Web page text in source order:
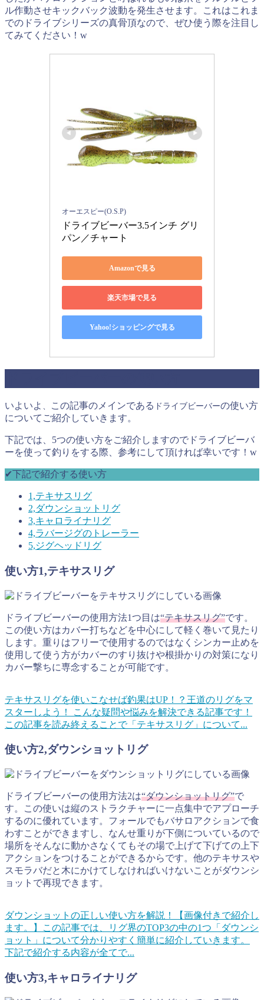
ル作動させキックバック波動を発生させます。これはこれま
でのドライブシリーズの真骨頂なので、ぜひ使う際を注目し
てみてください！w
オーエスピー(O.S.P)
ドライブビーバー3.5インチ グリ
パン／チャート
Amazonで見る
楽天市場で見る
Yahoo!ショッピングで見る
いよいよ 、 この記事のメインである ドライブビーバーの使い方
についてご紹介していきます。
下記では、5つの使い方をご紹介しますのでドライブビーバ
ーを使って釣りをする際、参考にして頂ければ幸いです！w
✔︎下記で紹介する使い方
1,テキサスリグ
2,ダウンショットリグ
3,キャロライナリグ
4,ラバージグのトレーラー
5,ジグヘッドリグ
使い方1,テキサスリグ
ドライブビーバーの使用方法1つ目は“テキサスリグ”です。
この使い方はカバー打ちなどを中心にして軽く巻いて見たり
します。重りはフリーで使用するのではなくシンカー止めを
使用して使う方がカバーのすり抜けや根掛かりの対策になり
カバー撃ちに専念することが可能です。
テキサスリグを使いこなせば釣果はUP！？王道のリグをマ
スターしよう！
こんな疑問や悩みを解決できる記事です！
この記事を読み終えることで「テキサスリグ」について...
使い方2,ダウンショットリグ
ドライブビーバーの使用方法2は“ダウンショットリグ”で
す。この使いは縦のストラクチャーに一点集中でアプローチ
するのに優れています。フォールでもバサロアクションで食
わすことができますし、なんせ重りが下側についているので
場所をそんなに動かさなくてもその場で上げて下げての上下
アクションをつけることができるからです。他のテキサスや
スモラバだと木にかけてしなければいけないことがダウンシ
ョットで再現できます。
ダウンショットの正しい使い方を解説！【画像付きで紹介し
ます。】
この記事では、リグ界のTOP3の中の1つ「ダウンシ
ョット」について分かりやすく簡単に紹介していきます。
下記で紹介する内容が全てで...
使い方3,キャロライナリグ